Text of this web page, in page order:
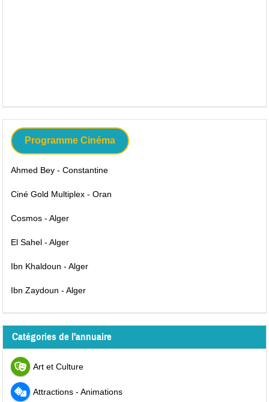
Programme Cinéma
Ahmed Bey - Constantine
Ciné Gold Multiplex - Oran
Cosmos - Alger
El Sahel - Alger
Ibn Khaldoun - Alger
Ibn Zaydoun - Alger
Catégories de l'annuaire
Art et Culture
Attractions - Animations